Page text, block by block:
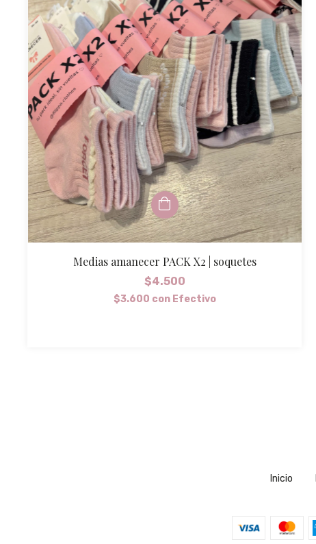
Medias amanecer PACK X2 | soquetes
$4.500
$3.600 con Efectivo
Inicio